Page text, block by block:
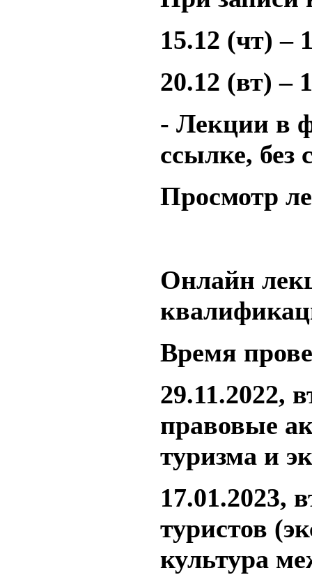
15.12 (чт) –
20.12 (вт) –
- Лекции в
ссылке,
Просмотр
Онлайн
Время
29.11.2022,
правовые
туризма и
17.01.2023,
туристов
культура